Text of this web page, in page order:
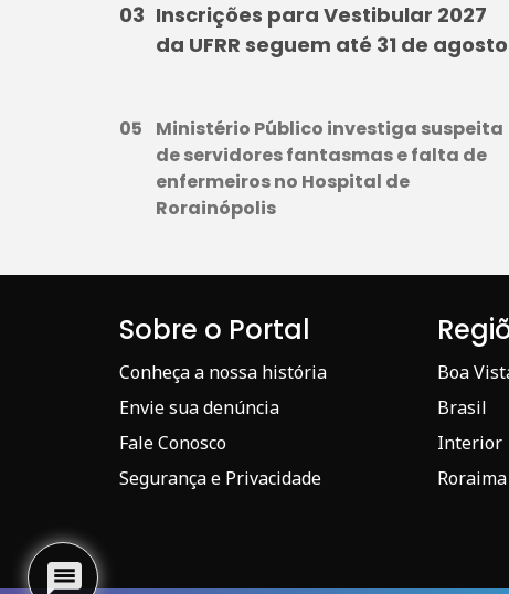
Inscrições para Vestibular 2027
da UFRR seguem até 31 de agosto
Ministério Público investiga suspeita
de servidores fantasmas e falta de
enfermeiros no Hospital de
Rorainópolis
Sobre o Portal
Conheça a nossa história
Envie sua denúncia
Fale Conosco
Segurança e Privacidade
Boa
Brasil
Interior
Roraima